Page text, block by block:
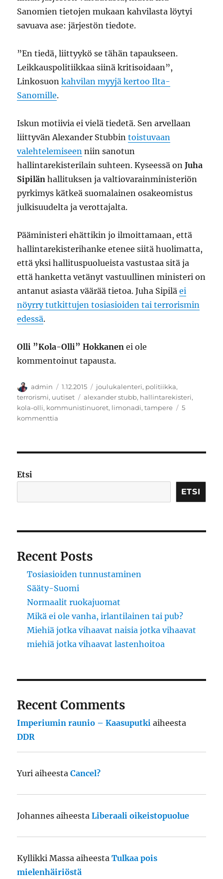
Sanomien tietojen mukaan kahvilasta löytyi
savuava ase: järjestön tiedote.
”En tiedä, liittyykö se tähän tapaukseen.
Leikkauspolitiikkaa siinä kritisoidaan”,
Linkosuonkahvilan myyjä kertoo Ilta-
Sanomille.
Iskun motiivia ei vielä tiedetä. Sen arvellaan
liittyvän Alexander Stubbintoistuvaan
valehtelemiseen niin sanotun
hallintarekisterilain suhteen. Kyseessä onJuha
Sipilän hallituksen ja valtiovarainministeriön
pyrkimys kätkeä suomalainen osakeomistus
julkisuudelta ja verottajalta.
Pääministeri ehättikin jo ilmoittamaan, että
hallintarekisterihanke etenee siitä huolimatta,
että yksi hallituspuolueista vastustaa sitä ja
että hanketta vetänyt vastuullinen ministeri on
antanut asiasta väärää tietoa. Juha Sipiläei
nöyrry tutkittujen tosiasioiden tai terrorismin
edessä.
Olli ”Kola-Olli” Hokkanen ei ole
kommentoinut tapausta.
Kirjoittaja
admin Julkaistu
1.12.2015 Kategoriat
joulukalenteri, politiikka,
terrorismi, uutiset Avainsanat
alexander stubb, hallintarekisteri,
kola-olli, kommunistinuoret, limonadi,tampere
5
kommenttia
Etsi
ETSI
Recent Posts
Tosiasioiden tunnustaminen
Sääty-Suomi
Normaalit ruokajuomat
Mikä ei ole vanha, irlantilainen tai pub?
Miehiä jotka vihaavat naisia jotka vihaavat
miehiä jotka vihaavat lastenhoitoa
Recent Comments
Imperiumin raunio – Kaasuputki aiheesta
DDR
Yuri aiheestaCancel?
Johannes aiheestaLiberaali oikeistopuolue
Kyllikki Massa aiheestaTulkaa pois
mielenhäiriöstä